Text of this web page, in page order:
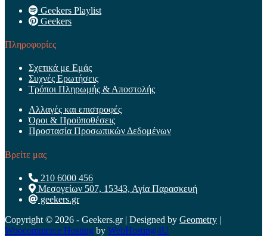
Geekers Playlist
Geekers
Πληροφορίες
Σχετικά με Εμάς
Συχνές Ερωτήσεις
Τρόποι Πληρωμής & Αποστολής
Αλλαγές και επιστροφές
Όροι & Προϋποθέσεις
Προστασία Προσωπικών Δεδομένων
Βρείτε μας
210 6000 456
Μεσογείων 507, 15343, Αγία Παρασκευή
geekers.gr
Copyright © 2026 - Geekers.gr | Designed by Geometry |
Woocommerce Hosting by WebHosting|4U